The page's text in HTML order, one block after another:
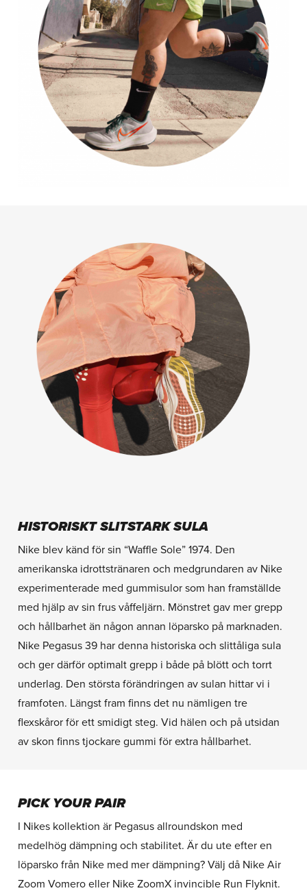
HISTORISKT SLITSTARK SULA
Nike blev känd för sin “Waffle Sole” 1974. Den
amerikanska idrottstränaren och medgrundaren av Nike
experimenterade med gummisulor som han framställde
med hjälp av sin frus våffeljärn. Mönstret gav mer grepp
och hållbarhet än någon annan löparsko på marknaden.
Nike Pegasus 39 har denna historiska och slittåliga sula
och ger därför optimalt grepp i både på blött och torrt
underlag. Den största förändringen av sulan hittar vi i
framfoten. Längst fram finns det nu nämligen tre
flexskåror för ett smidigt steg. Vid hälen och på utsidan
av skon finns tjockare gummi för extra hållbarhet.
PICK YOUR PAIR
I Nikes kollektion är Pegasus allroundskon med
medelhög dämpning och stabilitet. Är du ute efter en
löparsko från Nike med mer dämpning? Välj då Nike Air
Zoom Vomero eller Nike ZoomX invincible Run Flyknit.